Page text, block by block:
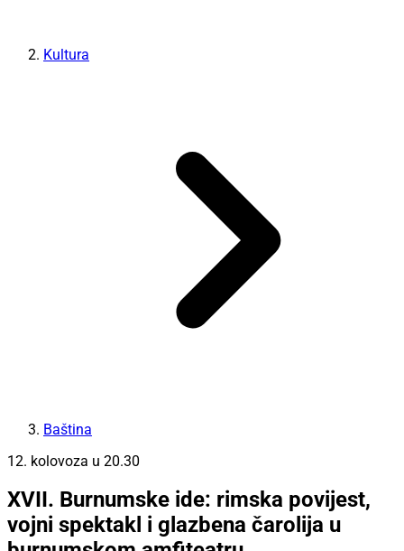
Kultura
Baština
12. kolovoza u 20.30
XVII. Burnumske ide: rimska povijest,
vojni spektakl i glazbena čarolija u